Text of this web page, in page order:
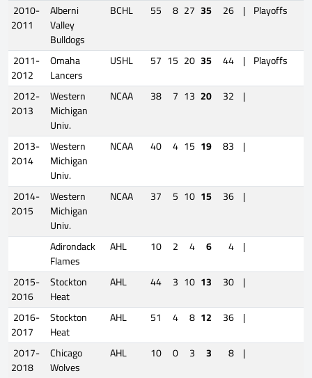
2010-
2011
Alberni
Valley
Bulldogs
BCHL 55 8 27 35 26 | Playoffs
2011-
2012
Omaha
Lancers
USHL 57 15 20 35 44 | Playoffs
2012-
2013
Western
Michigan
Univ.
NCAA 38 7 13 20 32 |
2013-
2014
Western
Michigan
Univ.
NCAA 40 4 15 19 83 |
2014-
2015
Western
Michigan
Univ.
NCAA 37 5 10 15 36 |
Adirondack
Flames
AHL 10 2 4 6 4 |
2015-
2016
Stockton
Heat
AHL 44 3 10 13 30 |
2016-
2017
Stockton
Heat
AHL 51 4 8 12 36 |
2017-
2018
Chicago
Wolves
AHL 10 0 3 3 8 |